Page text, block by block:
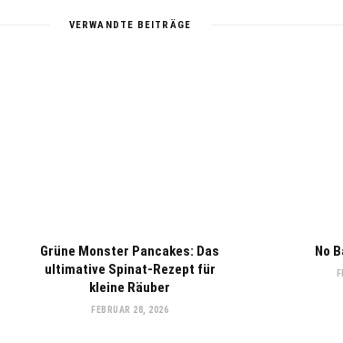
e
VERWANDTE BEITRÄGE
Grüne Monster Pancakes: Das
ultimative Spinat-Rezept für
kleine Räuber
FEBRUAR 28, 2026
No